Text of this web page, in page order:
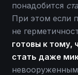
понадобится
При этом если
не
готовы к тому,
стать даже
невооруженным